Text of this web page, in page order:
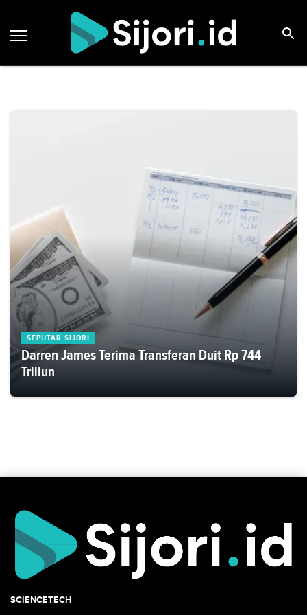
SEPUTAR SIJORI
Darren James Terima Transferan Duit Rp 744
Triliun
SCIENCETECH